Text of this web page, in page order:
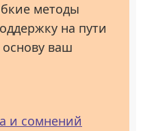
методы
на пути
основу ваш
и сомнений